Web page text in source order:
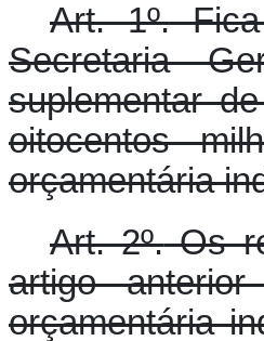
Art. 1º.Fica
Secretaria
suplementar
oitocentos
orçamentária
Art. 2º.Os
artigo
orçamentária